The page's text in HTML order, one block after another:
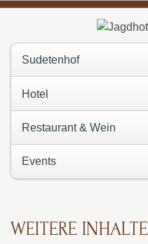
Sudetenhof
Hotel
Restaurant & Wein
Events
WEITERE INHALTE